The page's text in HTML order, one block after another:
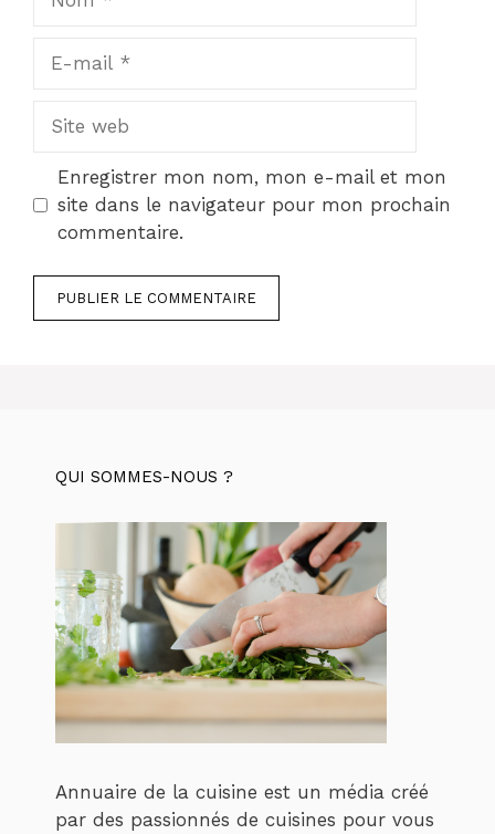
Site
Enregistrer mon nom, mon e-mail et mon
site dans le navigateur pour mon prochain
commentaire.
QUI SOMMES-NOUS ?
Annuaire de la cuisine est un média créé
par des passionnés de cuisines pour vous